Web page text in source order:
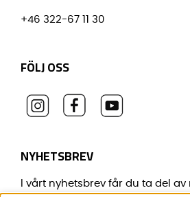
+46 322-67 11 30
FÖLJ OSS
NYHETSBREV
I vårt nyhetsbrev får du ta del